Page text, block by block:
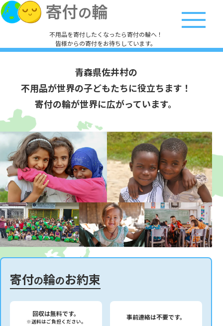
不用品を寄付したくなったら寄付の輪へ！
皆様からの寄付をお待ちしています。
青森県佐井村の
不用品が世界の子どもたちに役立ちます！
寄付の輪が世界に広がっています。
寄付の輪のお約束
回収は無料です。
※送料はご負担ください。
事前連絡は不要です。